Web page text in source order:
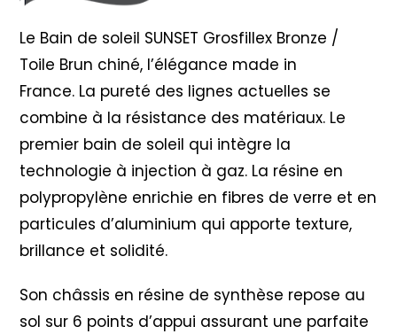
chiné
Le Bain de soleil SUNSET Grosfillex Bronze /
Toile Brun chiné, l’élégance made in
France. La pureté des lignes actuelles se
combine à la résistance des matériaux. Le
premier bain de soleil qui intègre la
technologie à injection à gaz. La résine en
polypropylène enrichie en fibres de verre et en
particules d’aluminium qui apporte texture,
brillance et solidité.
Son châssis en résine de synthèse repose au
sol sur 6 points d’appui assurant une parfaite